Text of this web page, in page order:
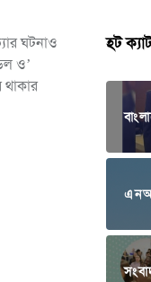
ঘটনাও
ও’
হট